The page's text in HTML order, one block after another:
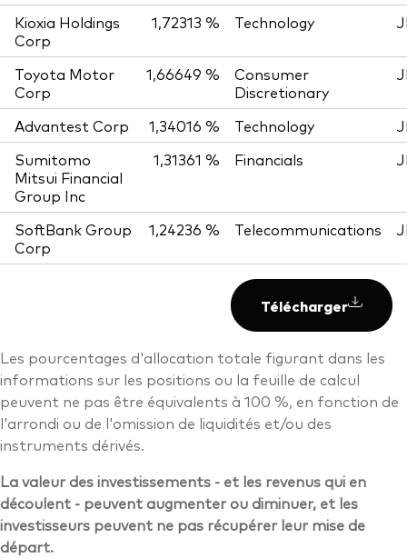
Kioxia Holdings
Corp
1,72313 % Technology
Toyota Motor
Corp
1,66649 %
Consumer
Discretionary
Advantest Corp 1,34016 % Technology
Sumitomo
Mitsui Financial
Group Inc
1,31361 % Financials
SoftBank Group
Corp
1,24236 % Telecommunications
Télécharger
Les pourcentages d'allocation totale figurant dans les
informations sur les positions ou la feuille de calcul
peuvent ne pas être équivalents à 100 %, en fonction de
l'arrondi ou de l'omission de liquidités et/ou des
instruments dérivés.
La valeur des investissements - et les revenus qui en
découlent - peuvent augmenter ou diminuer, et les
investisseurs peuvent ne pas récupérer leur mise de
départ.